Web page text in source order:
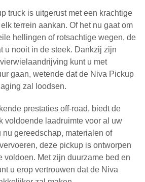
truck is uitgerust met een krachtige
terrein aankan. Of het nu gaat om
hellingen of rotsachtige wegen, de
u nooit in de steek. Dankzij zijn
kunt u met
gaan, wetende dat de Niva Pickup
zal loodsen.
prestaties off-road, biedt de
voldoende laadruimte voor al uw
nu gereedschap, materialen of
deze pickup is ontworpen
voldoen. Met zijn duurzame bed en
u erop vertrouwen dat de Niva